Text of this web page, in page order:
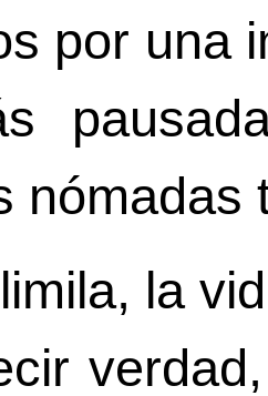
por una
la